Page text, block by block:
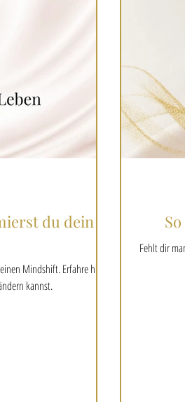
du dein
Mindshift. Erfahre hier,
kannst.
Fehlt dir